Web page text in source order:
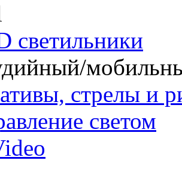
светильники
стрелы и
светом